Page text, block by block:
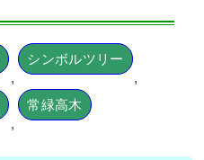
,
シンボルツリー
,
,
常緑高木